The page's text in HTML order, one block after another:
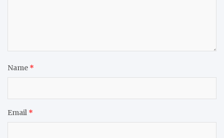
Name *
Email *